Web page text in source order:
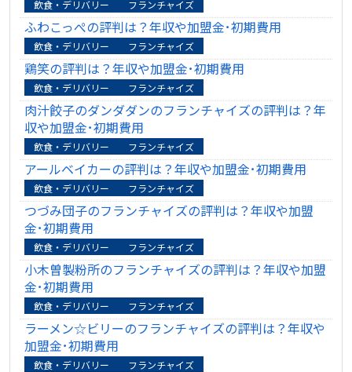
飲食・デリバリー フランチャイズ
ふわこっぺの評判は？年収や加盟金･初期費用
飲食・デリバリー フランチャイズ
鶏笑の評判は？年収や加盟金･初期費用
飲食・デリバリー フランチャイズ
肉汁餃子のダンダダンのフランチャイズの評判は？年
収や加盟金･初期費用
飲食・デリバリー フランチャイズ
アールベイカーの評判は？年収や加盟金･初期費用
飲食・デリバリー フランチャイズ
つづみ団子のフランチャイズの評判は？年収や加盟
金･初期費用
飲食・デリバリー フランチャイズ
小木曽製粉所のフランチャイズの評判は？年収や加盟
金･初期費用
飲食・デリバリー フランチャイズ
ラーメン☆ビリーのフランチャイズの評判は？年収や
加盟金･初期費用
飲食・デリバリー フランチャイズ